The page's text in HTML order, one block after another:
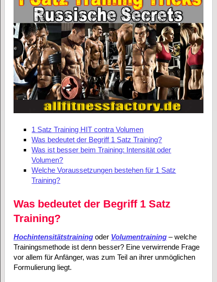
1 Satz Training HIT contra Volumen
Was bedeutet der Begriff 1 Satz Training?
Was ist besser beim Training: Intensität oder
Volumen?
Welche Voraussetzungen bestehen für 1 Satz
Training?
Was bedeutet der Begriff 1 Satz
Training?
Hochintensitätstrainingoder Volumentraining– welche
Trainingsmethode ist denn besser? Eine verwirrende Frage
vor allem für Anfänger, was zum Teil an ihrer unmöglichen
Formulierung liegt.